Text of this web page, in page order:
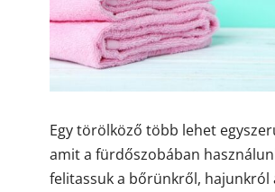
Egy törölköző több lehet
amit a fürdőszobában
felitassuk a bőrünkről, hajunkról